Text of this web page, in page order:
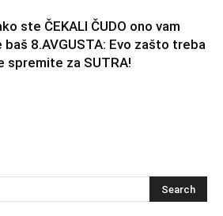
ste ČEKALI ČUDO ono vam
baš 8.AVGUSTA: Evo zašto treba
spremite za SUTRA!